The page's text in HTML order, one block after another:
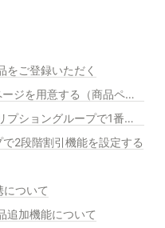
をご登録いただく
2.予約販売について案内するページを用意する（商品ページ/オリジナルページなど）
3.Mikawayaアプリ>サブスクリプショングループで1番の商品を紐づけする
2段階割引機能を設定する
ついて
追加機能について